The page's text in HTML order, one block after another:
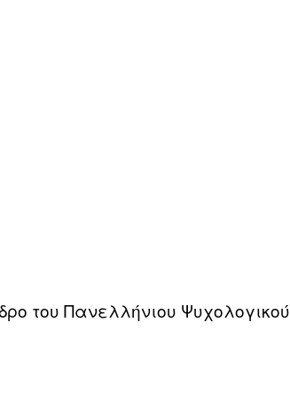
του Πανελλήνιου Ψυχολογικού